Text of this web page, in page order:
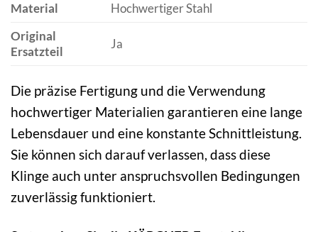
Material
Hochwertiger Stahl
Original
Ersatzteil
Ja
Die präzise Fertigung und die Verwendung
hochwertiger Materialien garantieren eine lange
Lebensdauer und eine konstante Schnittleistung.
Sie können sich darauf verlassen, dass diese
Klinge auch unter anspruchsvollen Bedingungen
zuverlässig funktioniert.